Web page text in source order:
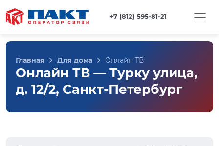
+7 (812) 595-81-21
Главная Для дома Онлайн ТВ
Онлайн ТВ — Турку улица,
д. 12/2, Санкт-Петербург